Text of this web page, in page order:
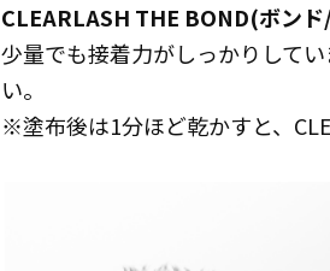
CLEARLASH THE BOND(ボン
少量でも接着力がしっかりして
い。
※塗布後は1分ほど乾かすと、